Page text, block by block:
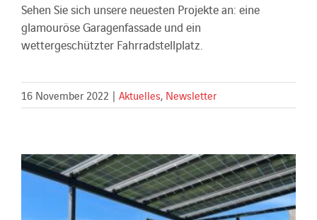
Sehen Sie sich unsere neuesten Projekte an: eine
glamouröse Garagenfassade und ein
wettergeschützter Fahrradstellplatz.
16 November 2022 | Aktuelles, Newsletter